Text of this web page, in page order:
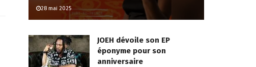
28 mai 2025
JOEH dévoile son EP
éponyme pour son
anniversaire